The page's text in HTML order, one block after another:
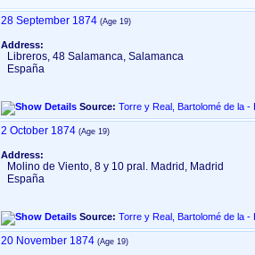
28 September 1874
Address:
Libreros, 48 Salamanca, Salamanca
España
Source: Torre y Real, Bartolomé de la -
2 October 1874
Address:
Molino de Viento, 8 y 10 pral. Madrid, Madrid
España
Source: Torre y Real, Bartolomé de la -
20 November 1874